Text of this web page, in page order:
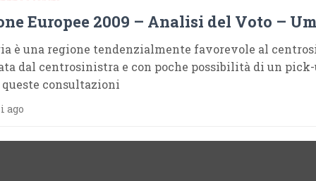
Europee 2009 – Analisi del Voto –
è una regione tendenzialmente favorevole al
dal centrosinistra e con poche possibilità di un
queste consultazioni
ago